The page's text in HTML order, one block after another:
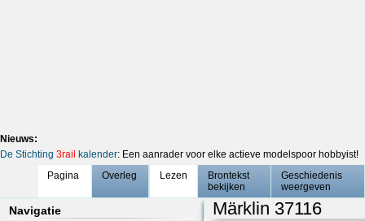
Nieuws:
De Stichting 3rail kalender: Een aanrader voor elke actieve modelspoor hobbyist!
Pagina
Overleg Lezen
Brontekst
bekijken
Geschiedenis
weergeven
Navigatie Märklin 37116